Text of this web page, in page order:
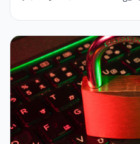
プロイできるようになり、業
加速する。